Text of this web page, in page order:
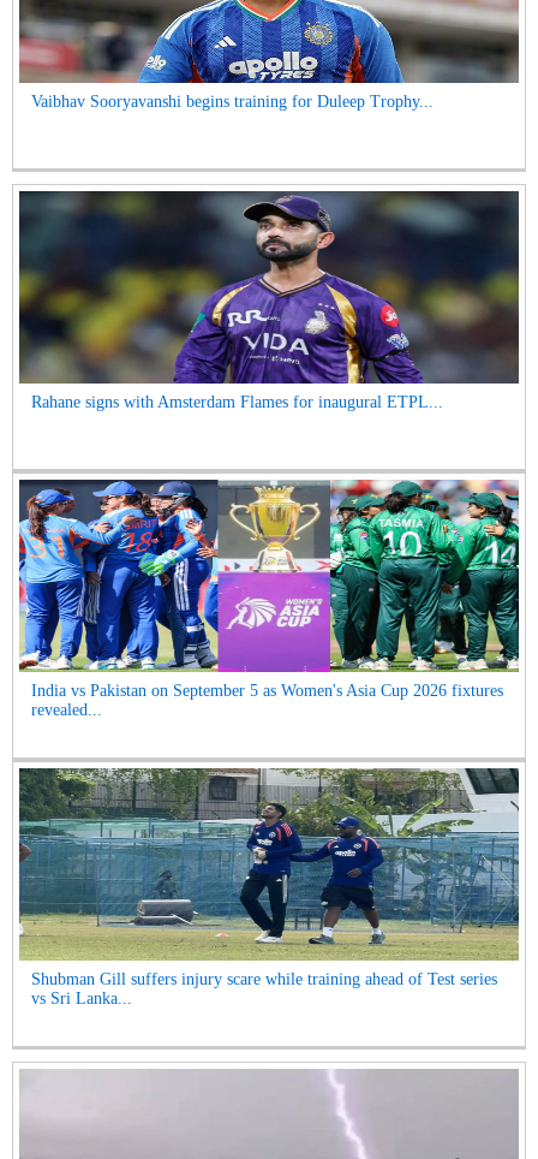
Vaibhav Sooryavanshi begins training for Duleep Trophy...
Rahane signs with Amsterdam Flames for inaugural ETPL...
India vs Pakistan on September 5 as Women's Asia Cup 2026 fixtures
revealed...
Shubman Gill suffers injury scare while training ahead of Test series
vs Sri Lanka...